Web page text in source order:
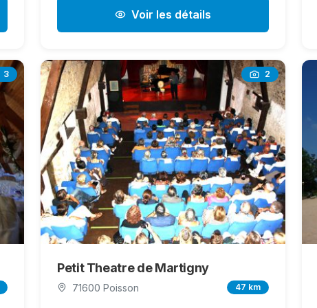
Voir les détails
3 2
Petit Theatre de Martigny
71600 Poisson 47 km